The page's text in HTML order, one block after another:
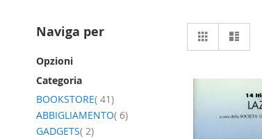
Mostra
come
Griglia
Naviga per
Opzioni
Categoria
BOOKSTORE 41elemento
ABBIGLIAMENTO 6elemento
GADGETS 2elemento